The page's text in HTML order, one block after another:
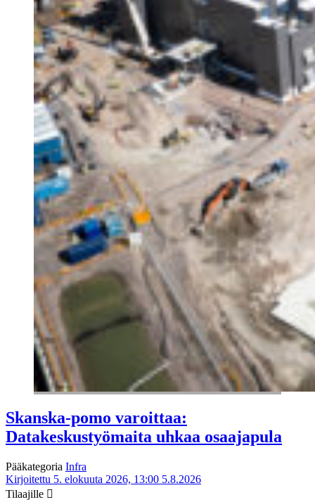
Skanska-pomo varoittaa:
Datakeskustyömaita uhkaa osaajapula
Pääkategoria Infra
Kirjoitettu 5. elokuuta 2026, 13:00 5.8.2026
Tilaajille